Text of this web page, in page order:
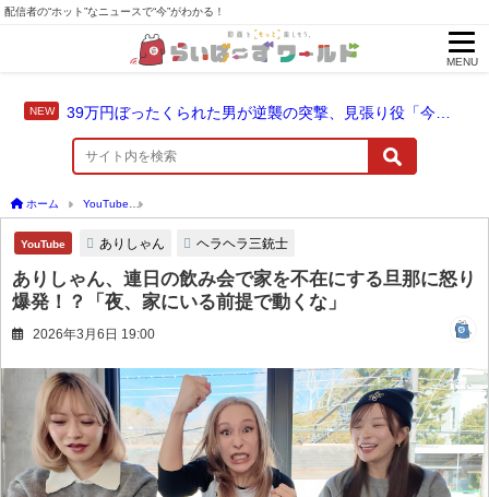
配信者の“ホット”なニュースで“今”がわかる！
MENU
ホーム YouTube
YouTube ありしゃん ヘラヘラ三銃士
ありしゃん、連日の飲み会で家を不在にする旦那に怒り
爆発！？「夜、家にいる前提で動くな」
2026年3月6日 19:00